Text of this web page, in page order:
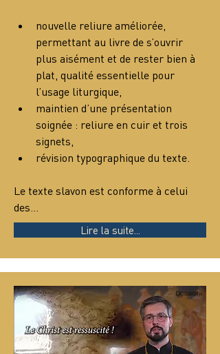
nouvelle reliure améliorée,
permettant au livre de s’ouvrir
plus aisément et de rester bien à
plat, qualité essentielle pour
l’usage liturgique,
maintien d’une présentation
soignée : reliure en cuir et trois
signets,
révision typographique du texte.
Le texte slavon est conforme à celui
des…
Lire la suite...